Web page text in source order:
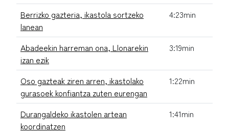
Berrizko gazteria, ikastola sortzeko
lanean
4:23min
Abadeekin harreman ona, Llonarekin
izan ezik
3:19min
Oso gazteak ziren arren, ikastolako
gurasoek konfiantza zuten eurengan
1:22min
Durangaldeko ikastolen artean
koordinatzen
1:41min